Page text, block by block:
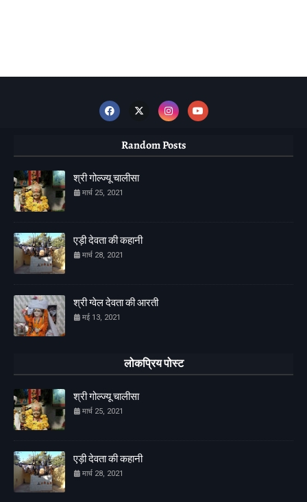
Random Posts
श्री गोल्ज्यू चालीसा
मार्च 25, 2021
एड़ी देवता की कहानी
मार्च 28, 2021
श्री ग्वेल देवता की आरती
मई 13, 2021
लोकप्रिय पोस्ट
श्री गोल्ज्यू चालीसा
मार्च 25, 2021
एड़ी देवता की कहानी
मार्च 28, 2021